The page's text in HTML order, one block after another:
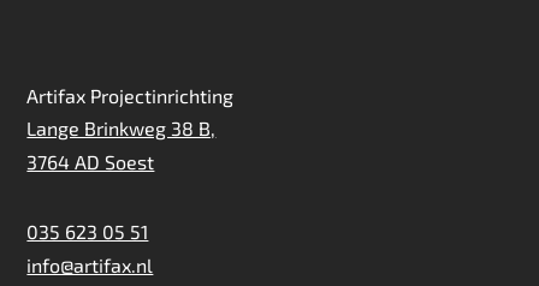
Artifax Projectinrichting
Lange Brinkweg 38 B,
3764 AD Soest
035 623 05 51
info@artifax.nl